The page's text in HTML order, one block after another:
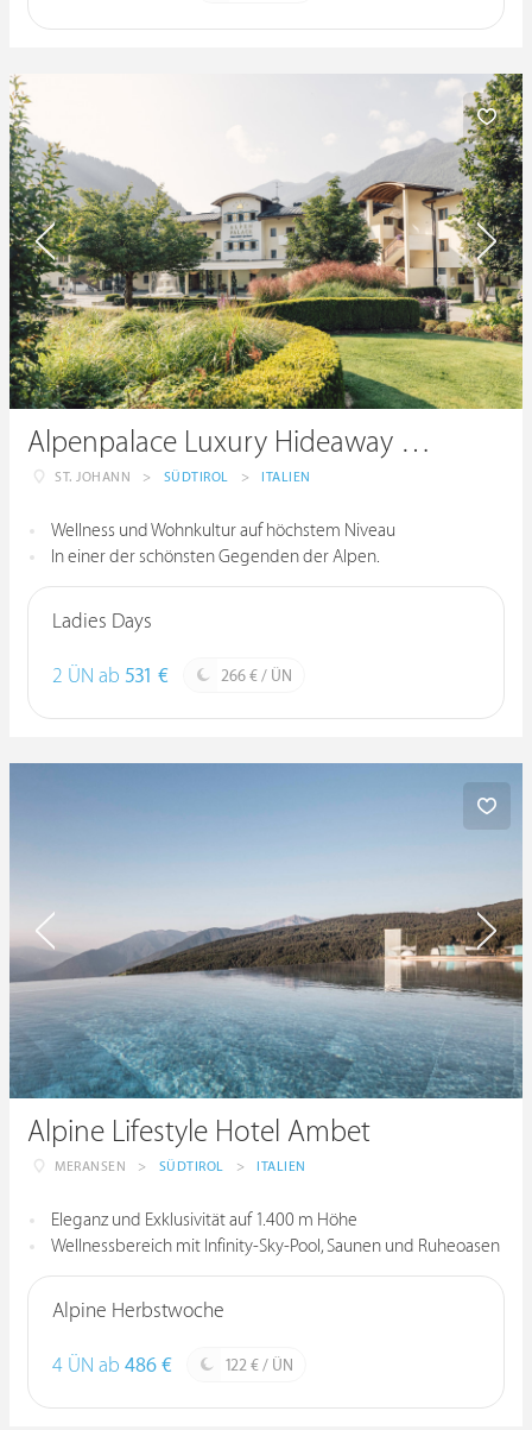
Alpenpalace Luxury Hideaway & Spa Retreat
ST. JOHANN > SÜDTIROL > ITALIEN
Wellness und Wohnkultur auf höchstem Niveau
In einer der schönsten Gegenden der Alpen.
Ladies Days
2 ÜN ab 531 € 266 € / ÜN
Alpine Lifestyle Hotel Ambet
MERANSEN > SÜDTIROL > ITALIEN
Eleganz und Exklusivität auf 1.400 m Höhe
Wellnessbereich mit Infinity-Sky-Pool, Saunen und Ruheoasen
Alpine Herbstwoche
4 ÜN ab 486 € 122 € / ÜN